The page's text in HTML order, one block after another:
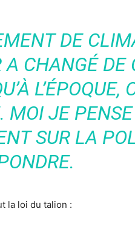
DE
CHANGÉ DE
L’ÉPOQUE,
MOI JE
SUR LA
la loi du talion :